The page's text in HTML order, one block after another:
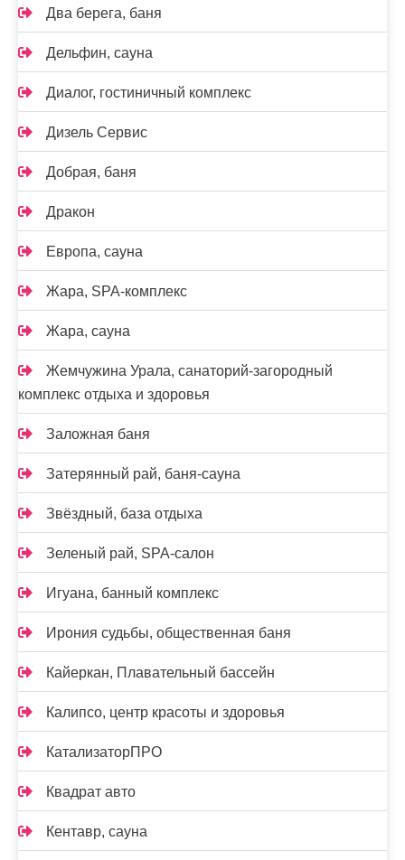
Два берега, баня
Дельфин, сауна
Диалог, гостиничный комплекс
Дизель Сервис
Добрая, баня
Дракон
Европа, сауна
Жара, SPA-комплекс
Жара, сауна
Жемчужина Урала, санаторий-загородный
комплекс отдыха и здоровья
Заложная баня
Затерянный рай, баня-сауна
Звёздный, база отдыха
Зеленый рай, SPA-салон
Игуана, банный комплекс
Ирония судьбы, общественная баня
Кайеркан, Плавательный бассейн
Калипсо, центр красоты и здоровья
КатализаторПРО
Квадрат авто
Кентавр, сауна